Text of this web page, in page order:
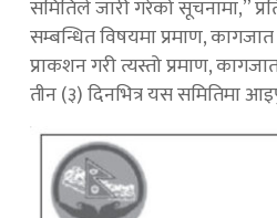
समितिले जारी गरेको सूचनामा,”
सम्बन्धित विषयमा प्रमाण,
प्राकशन गरी त्यस्तो प्रमाण,
तीन (३) दिनभित्र यस समितिमा